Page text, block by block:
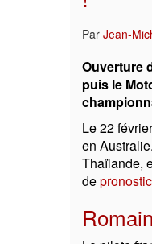
Par Jean-
Ouverture
puis le
Le 22
en
Thaïlande,
de